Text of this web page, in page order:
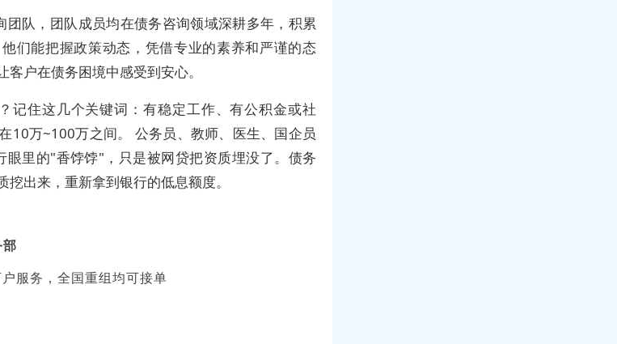
团队，团队成员均在债务咨询领域深耕多年，积累
们能把握政策动态，凭借专业的素养和严谨的态
户在债务困境中感受到安心。
记住这几个关键词：有稳定工作、有公积金或社
10万~100万之间。 公务员、教师、医生、国企员
里的"香饽饽"，只是被网贷把资质埋没了。债务
出来，重新拿到银行的低息额度。
服务，全国重组均可接单